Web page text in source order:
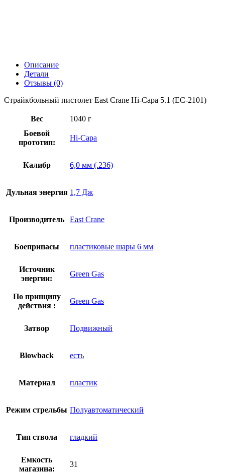
Описание
Детали
Отзывы (0)
Страйкбольный пистолет East Crane Hi-Capa 5.1 (EC-2101)
Вес
1040 г
Боевой
прототип:
Hi-Capa
Калибр 6,0 мм (.236)
Дульная энергия 1,7 Дж
Производитель East Crane
Боеприпасы пластиковые шары 6 мм
Источник
энергии:
Green Gas
По принципу
действия :
Green Gas
Затвор Подвижный
Blowback есть
Материал пластик
Режим стрельбы Полуавтоматический
Тип ствола гладкий
Емкость
магазина:
31